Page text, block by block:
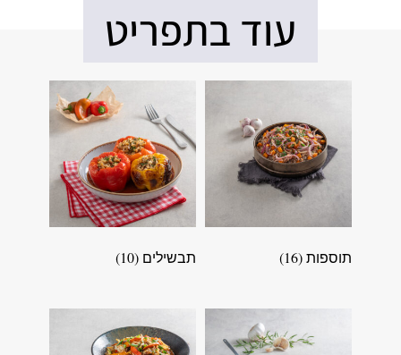
עוד בתפריט
תוספות(16) תבשילים (10)